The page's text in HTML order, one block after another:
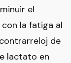
el
la fatiga al
de
lactato en